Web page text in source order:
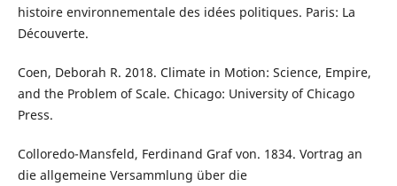
histoire environnementale des idées politiques. Paris: La
Découverte.
Coen, Deborah R. 2018. Climate in Motion: Science, Empire,
and the Problem of Scale. Chicago: University of Chicago
Press.
Colloredo-Mansfeld, Ferdinand Graf von. 1834. Vortrag an
die allgemeine Versammlung über die